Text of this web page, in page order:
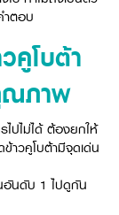
English
ตอบ
คูโบต้า
ณภาพ
ปไม่ได้ ต้องยกให้
าวคูโบต้ามีจุดเด่น
นอันดับ 1 ไปดูกัน